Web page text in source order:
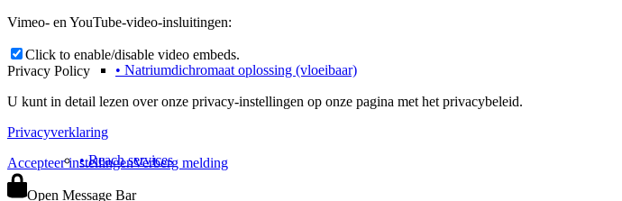
• Natriumdichromaat oplossing (vloeibaar)
• Reach services
Vimeo- en YouTube-video-insluitingen:
Click to enable/disable video embeds.
Privacy Policy
U kunt in detail lezen over onze privacy-instellingen op onze pagina met het privacybeleid.
Privacyverklaring
Accepteer instellingenVerberg melding
Open Message Bar